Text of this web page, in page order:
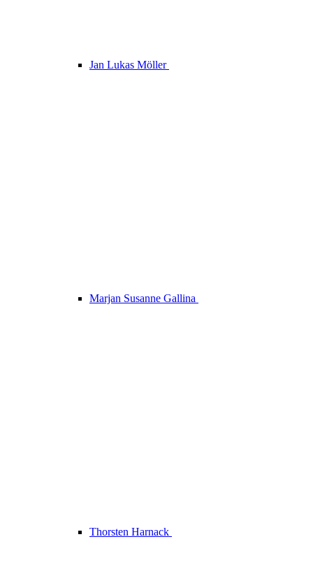
Jan Lukas Möller
Marjan Susanne Gallina
Thorsten Harnack